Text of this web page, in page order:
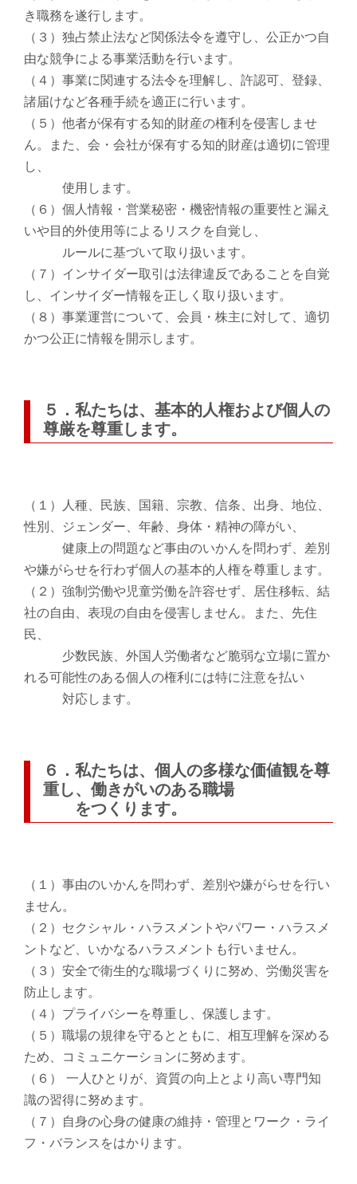
き職務を遂行します。
（３）独占禁止法など関係法令を遵守し、公正かつ自
由な競争による事業活動を行います。
（４）事業に関連する法令を理解し、許認可、登録、
諸届けなど各種手続を適正に行います。
（５）他者が保有する知的財産の権利を侵害しませ
ん。また、会・会社が保有する知的財産は適切に管理
し、
使用します。
（６）個人情報・営業秘密・機密情報の重要性と漏え
いや目的外使用等によるリスクを自覚し、
ルールに基づいて取り扱います。
（７）インサイダー取引は法律違反であることを自覚
し、インサイダー情報を正しく取り扱います。
（８）事業運営について、会員・株主に対して、適切
かつ公正に情報を開示します。
５．私たちは、基本的人権および個人の
尊厳を尊重します。
（１）人種、民族、国籍、宗教、信条、出身、地位、
性別、ジェンダー、年齢、身体・精神の障がい、
健康上の問題など事由のいかんを問わず、差別
や嫌がらせを行わず個人の基本的人権を尊重します。
（２）強制労働や児童労働を許容せず、居住移転、結
社の自由、表現の自由を侵害しません。また、先住
民、
少数民族、外国人労働者など脆弱な立場に置か
れる可能性のある個人の権利には特に注意を払い
対応します。
６．私たちは、個人の多様な価値観を尊
重し、働きがいのある職場
をつくります。
（１）事由のいかんを問わず、差別や嫌がらせを行い
ません。
（２）セクシャル・ハラスメントやパワー・ハラスメ
ントなど、いかなるハラスメントも行いません。
（３）安全で衛生的な職場づくりに努め、労働災害を
防止します。
（４）プライバシーを尊重し、保護します。
（５）職場の規律を守るとともに、相互理解を深める
ため、コミュニケーションに努めます。
（６） 一人ひとりが、資質の向上とより高い専門知
識の習得に努めます。
（７）自身の心身の健康の維持・管理とワーク・ライ
フ・バランスをはかります。